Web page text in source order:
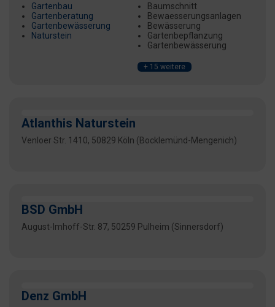
Gartenbau
Gartenberatung
Gartenbewässerung
Naturstein
Baumschnitt
Bewaesserungsanlagen
Bewässerung
Gartenbepflanzung
Gartenbewässerung
+ 15 weitere
Atlanthis Naturstein
Venloer Str. 1410, 50829 Köln (Bocklemünd-Mengenich)
BSD GmbH
August-Imhoff-Str. 87, 50259 Pulheim (Sinnersdorf)
Denz GmbH